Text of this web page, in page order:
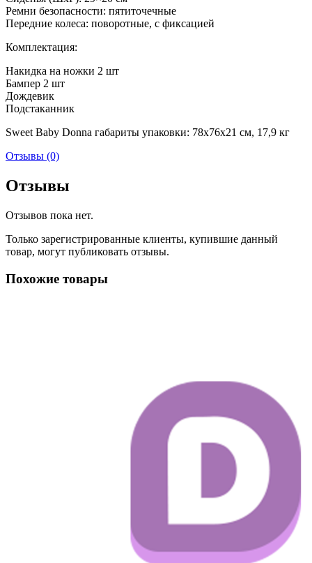
Ремни безопасности: пятиточечные
Передние колеса: поворотные, с фиксацией
Комплектация:
Накидка на ножки 2 шт
Бампер 2 шт
Дождевик
Подстаканник
Sweet Baby Donna габариты упаковки: 78х76х21 см, 17,9 кг
Отзывы (0)
Отзывы
Отзывов пока нет.
Только зарегистрированные клиенты, купившие данный
товар, могут публиковать отзывы.
Похожие товары